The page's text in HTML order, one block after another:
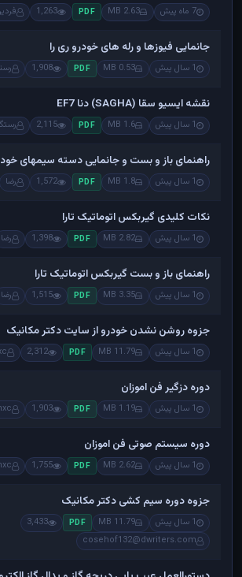
7 ماه پیش 2.63 MB
PDF
1,263
جانمایی فیوزها و رله های خودرو ری را
1 سال پیش 0.53 MB
PDF
1,908
نقشه ایسیو سقا (SAGHA) دنا EF7
1 سال پیش 1.6 MB
PDF
2,115
راهنمای باز و بست و جانمایی دسته سیمهای
1 سال پیش 1.8 MB
PDF
1,572 رضا
نکات کلیدی گیربکس اتوماتیک تارا
1 سال پیش 2.82 MB
PDF
1,398 رضا
راهنمای باز و بست گیربکس اتوماتیک تارا
1 سال پیش 3.35 MB
PDF
1,515 رضا
جزوه روشن نشدن خودرو از سایت دکتر مکانیک
1 سال پیش 11.79 MB
PDF
2,312
دوره دزگیر فن اموزان
1 سال پیش 1.19 MB
PDF
1,903
دوره سیستم صوتی فن اموزان
1 سال پیش 2.62 MB
PDF
1,755
جزوه دوره سیم کشی دکتر مکانیک
1 سال پیش 11.79 MB
PDF
3,433
cosehof132@dwriters.com